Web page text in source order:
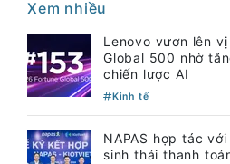
Xem nhiều
Lenovo vươn lên
Global 500 nhờ
chiến lược AI
Kinh tế
NAPAS hợp tác
sinh thái thanh